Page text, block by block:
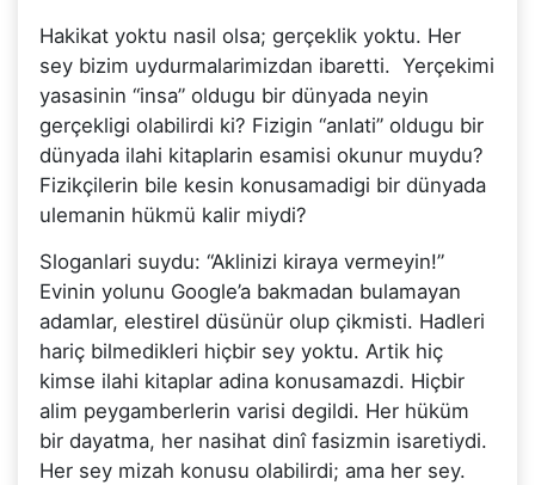
Hakikat yoktu nasil olsa; gerçeklik yoktu. Her
sey bizim uydurmalarimizdan ibaretti. Yerçekimi
yasasinin “insa” oldugu bir dünyada neyin
gerçekligi olabilirdi ki? Fizigin “anlati” oldugu bir
dünyada ilahi kitaplarin esamisi okunur muydu?
Fizikçilerin bile kesin konusamadigi bir dünyada
ulemanin hükmü kalir miydi?
Sloganlari suydu: “Aklinizi kiraya vermeyin!”
Evinin yolunu Google’a bakmadan bulamayan
adamlar, elestirel düsünür olup çikmisti. Hadleri
hariç bilmedikleri hiçbir sey yoktu. Artik hiç
kimse ilahi kitaplar adina konusamazdi. Hiçbir
alim peygamberlerin varisi degildi. Her hüküm
bir dayatma, her nasihat dinî fasizmin isaretiydi.
Her sey mizah konusu olabilirdi; ama her sey.